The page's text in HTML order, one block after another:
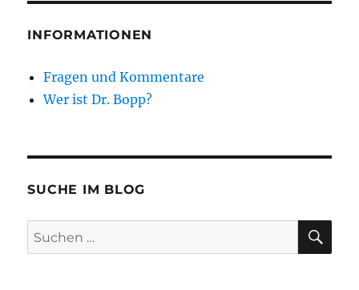
INFORMATIONEN
Fragen und Kommentare
Wer ist Dr. Bopp?
SUCHE IM BLOG
Suchen
nach: